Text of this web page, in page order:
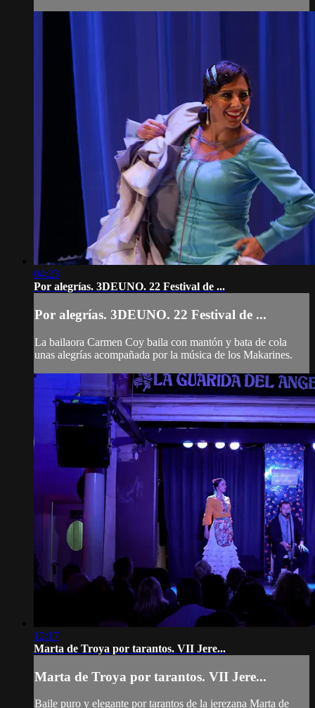
04:23
Por alegrías. 3DEUNO. 22 Festival de ...
Por alegrías. 3DEUNO. 22 Festival de ...
La bailaora Carmen Coy baila con mantón y bata de cola
unas alegrías acompañada por la música de los Makarines.
12:17
Marta de Troya por tarantos. VII Jere...
Marta de Troya por tarantos. VII Jere...
Baile puro y elegante por tarantos de la jerezana Marta de